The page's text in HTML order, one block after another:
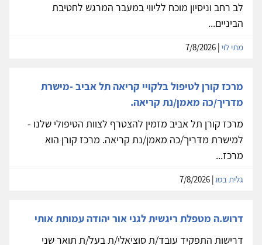
לב רחב וניסיון מוכח לליווי במעבר המרגש לחטיבת
הביניים...
מתי לוי
מרכז קורן לטיפול בלקויי קריאה תל אביב -מישרת
מדריך/כה מאמן/נת קריאה.
מרכז קורן תל אביב מזמין להצטרף לצוות הטיפולי שלנו -
למישרת מדריך/כה מאמן/נת קריאה. מרכז קורן הוא
מרכז...
גלית בסו
דרוש.ה מטפלת ריגשית לגני אור יהודה עמותת אותי
דרישות התפקיד עובד/ת סוציאלי/ת בעל/ת תואר שני